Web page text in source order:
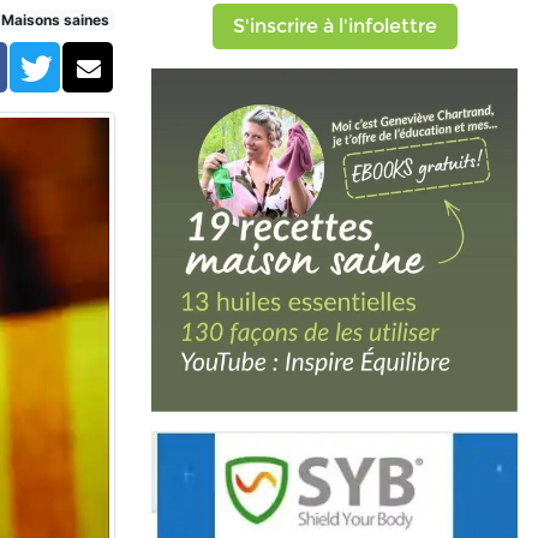
Maisons saines
TwitterCourriel
S'inscrire à l'infolettre